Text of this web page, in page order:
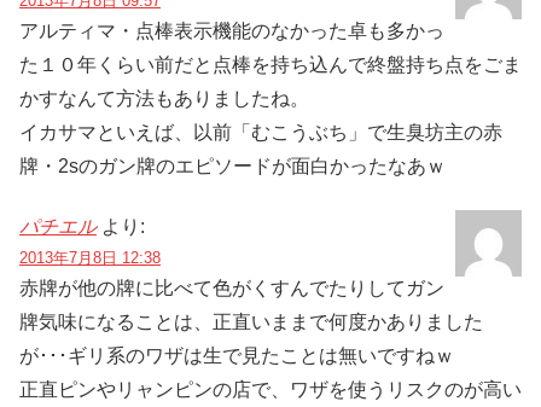
アルティマ・点棒表示機能のなかった卓も多かっ
た１０年くらい前だと点棒を持ち込んで終盤持ち点をごま
かすなんて方法もありましたね。
イカサマといえば、以前「むこうぶち」で生臭坊主の赤
牌・2sのガン牌のエピソードが面白かったなあｗ
パチエル より:
2013年7月8日 12:38
赤牌が他の牌に比べて色がくすんでたりしてガン
牌気味になることは、正直いままで何度かありました
が･･･ギリ系のワザは生で見たことは無いですねｗ
正直ピンやリャンピンの店で、ワザを使うリスクのが高い